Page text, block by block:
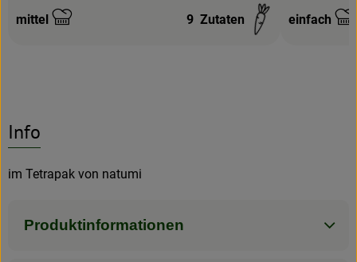
Schwierigkeit:
mittel 9 Zutaten einfach
Info
im Tetrapak von natumi
Produktinformationen